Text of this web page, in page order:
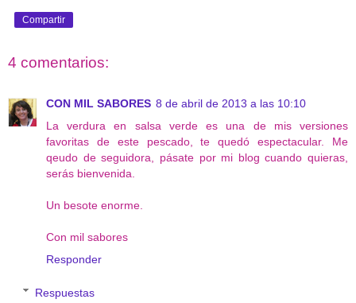
Compartir
4 comentarios:
CON MIL SABORES 8 de abril de 2013 a las 10:10
La verdura en salsa verde es una de mis versiones
favoritas de este pescado, te quedó espectacular. Me
qeudo de seguidora, pásate por mi blog cuando quieras,
serás bienvenida.
Un besote enorme.
Con mil sabores
Responder
Respuestas